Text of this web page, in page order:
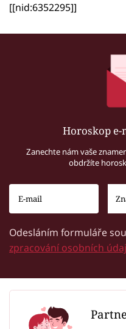
[[nid:6352295]]
Horoskop e-
Zanechte nám vaše
obdržíte
Odesláním formuláře
zpracování osobních